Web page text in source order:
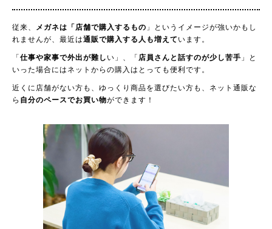
従来、 メガネは「店舗で購入するもの 」というイメージが強いかもし
れませんが、最近は通販で購入する人も増えて います。
「 仕事や家事で外出が難し い」、「 店員さんと話すのが少し苦手 」と
いった場合にはネットからの購入はとっても便利です。
近くに店舗がない方も、ゆっくり商品を選びたい方も、ネット通販な
ら 自分のペースでお買い物ができます！